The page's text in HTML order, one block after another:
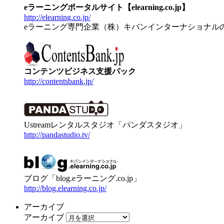
eラーニングポータルサイト【elearning.co.jp】
http://elearning.co.jp/
eラーニング専門企業（株）キバンインターナショナル
コンテンツビジネス支援パック
http://contentsbank.jp/
Ustreamレンタルスタジオ「パンダスタジオ」
http://pandastudio.tv/
ブログ「blog.eラーニング.co.jp」
http://blog.elearning.co.jp/
アーカイブ
アーカイブ